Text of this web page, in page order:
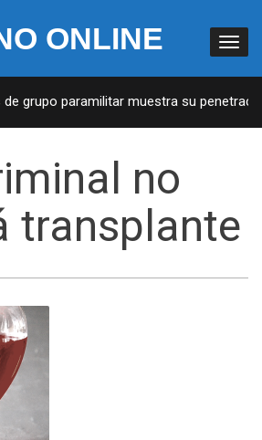
ONLINE
grupo paramilitar muestra su
no
transplante